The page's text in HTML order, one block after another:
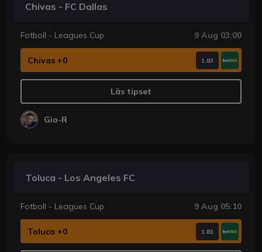
Chivas - FC Dallas
Fotboll - Leagues Cup 9 Aug 03:00
Chivas +0 1.83
Läs tipset
Gio-R
Toluca - Los Angeles FC
Fotboll - Leagues Cup 9 Aug 05:10
Toluca +0 1.83